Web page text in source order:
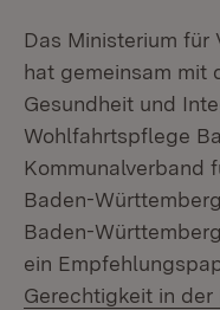
Das Ministerium für
hat gemeinsam mit
Gesundheit und
Wohlfahrtspflege
Kommunalverband
Baden-
Baden-
ein
Gerechtigkeit in